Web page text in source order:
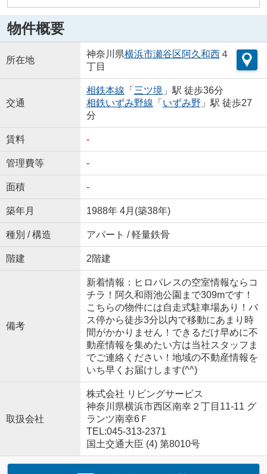
物件概要
所在地
神奈川県横浜市瀬谷区阿久和西４
丁目
交通
相鉄本線 「 三ツ境 」駅 徒歩36分
相鉄いずみ野線 「 いずみ野 」駅 徒歩27
分
賃料 -
管理費等 -
面積 -
築年月 1988年 4月(築38年)
種別 / 構造 アパート / 軽量鉄骨
階建 2階建
備考
新着情報：ヒロパレスの空室情報ならコ
チラ！阿久和雨池公園まで309mです！
こちらの物件には自走式駐車場あり！バ
ス停から徒歩3分以内で移動にあまり時
間がかかりません！できるだけ早めに不
動産情報を集めたい方は当社スタッフま
でご連絡ください！地域の不動産情報を
いち早くお届けします(^^)
取扱会社
株式会社 リビングサービス
神奈川県横浜市西区南幸２丁目11-11 グ
ランツ南幸6Ｆ
TEL:045-313-2371
国土交通大臣 (4) 第8010号